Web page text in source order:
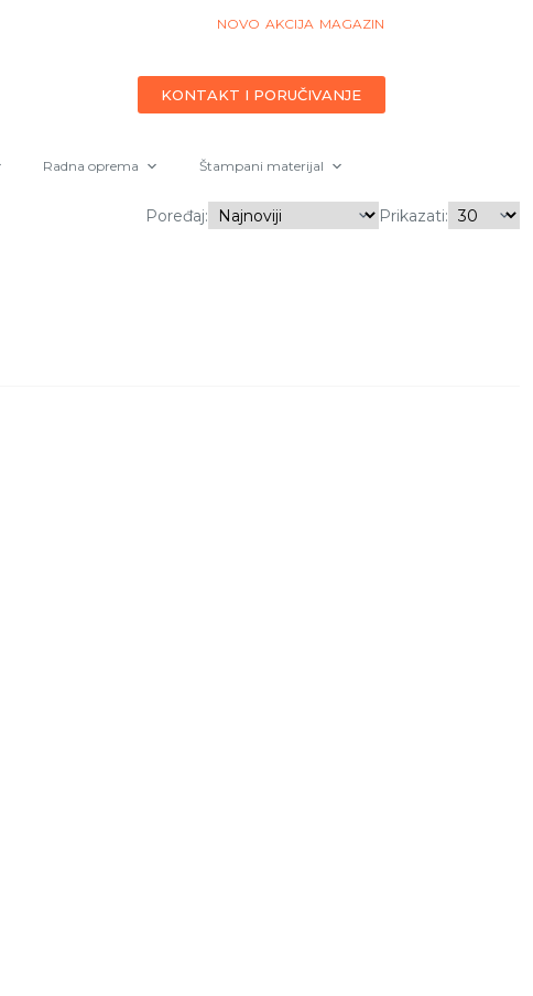
NOVO AKCIJA MAGAZIN
KONTAKT I PORUČIVANJE
Radna oprema Štampani materijal
Poređaj:
Prikazati: